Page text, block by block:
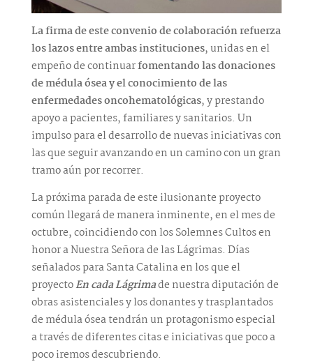
La firma de este convenio de colaboración refuerza
los lazos entre ambas instituciones, unidas en el
empeño de continuarfomentando las donaciones
de médula ósea y el conocimiento de las
enfermedades oncohematológicas, y prestando
apoyo a pacientes, familiares y sanitarios. Un
impulso para el desarrollo de nuevas iniciativas con
las que seguir avanzando en un camino con un gran
tramo aún por recorrer.
La próxima parada de este ilusionante proyecto
común llegará de manera inminente, en el mes de
octubre, coincidiendo con los Solemnes Cultos en
honor a Nuestra Señora de las Lágrimas. Días
señalados para Santa Catalina en los que el
proyectoEn cada Lágrimade nuestra diputación de
obras asistenciales y los donantes y trasplantados
de médula ósea tendrán un protagonismo especial
a través de diferentes citas e iniciativas que poco a
poco iremos descubriendo.